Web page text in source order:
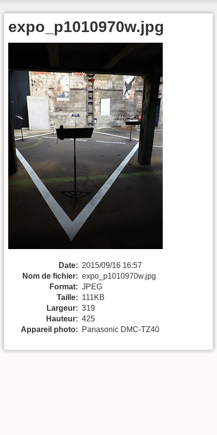
expo_p1010970w.jpg
Date: 2015/09/16 16:57
Nom de fichier: expo_p1010970w.jpg
Format: JPEG
Taille: 111KB
Largeur: 319
Hauteur: 425
Appareil photo:
Panasonic DMC-TZ40